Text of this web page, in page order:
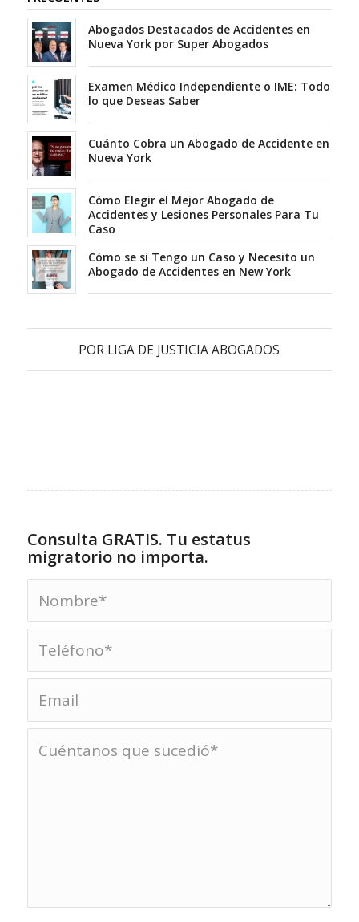
Abogados Destacados de Accidentes en
Nueva York por Super Abogados
Examen Médico Independiente o IME: Todo
lo que Deseas Saber
Cuánto Cobra un Abogado de Accidente en
Nueva York
Cómo Elegir el Mejor Abogado de
Accidentes y Lesiones Personales Para Tu
Caso
Cómo se si Tengo un Caso y Necesito un
Abogado de Accidentes en New York
POR LIGA DE JUSTICIA ABOGADOS
Consulta GRATIS. Tu estatus
migratorio no importa.